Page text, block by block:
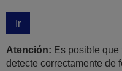
Ir
Atención: Es posible
detecte correctamente de